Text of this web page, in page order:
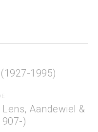
1995)
Aandewiel &
)